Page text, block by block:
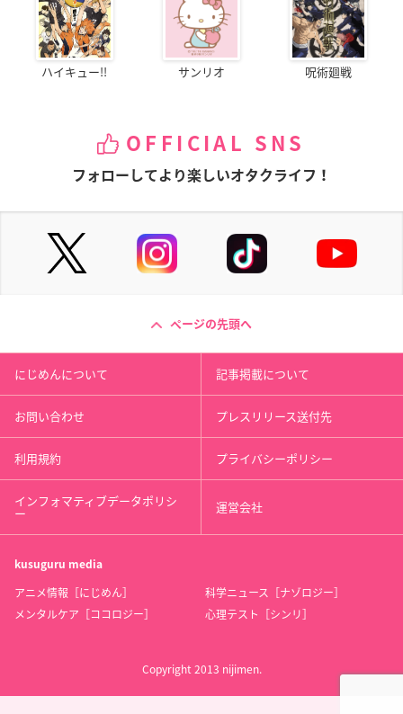
ハイキュー!! サンリオ 呪術廻戦
OFFICIAL SNS
フォローしてより楽しいオタクライフ！
ページの先頭へ
にじめんについて 記事掲載について
お問い合わせ プレスリリース送付先
利用規約 プライバシーポリシー
インフォマティブデータポリシ
ー 運営会社
kusuguru media
アニメ情報［にじめん］
科学ニュース［ナゾロジー］
メンタルケア［ココロジー］
心理テスト［シンリ］
Copyright 2013 nijimen.